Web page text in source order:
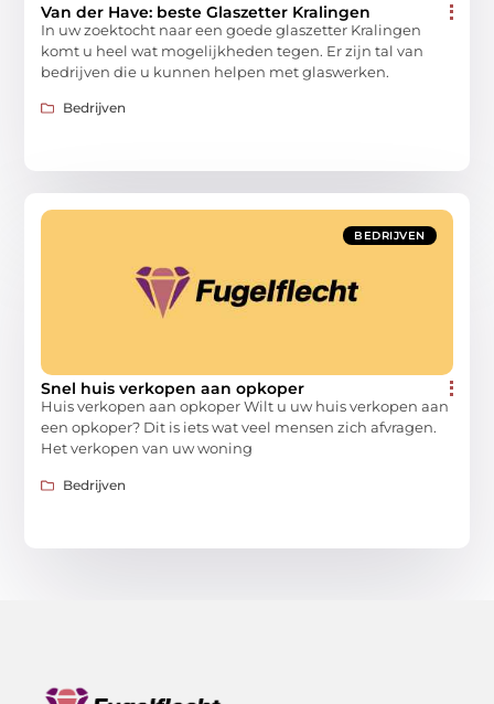
Van der Have: beste Glaszetter Kralingen
In uw zoektocht naar een goede glaszetter Kralingen
komt u heel wat mogelijkheden tegen. Er zijn tal van
bedrijven die u kunnen helpen met glaswerken.
Bedrijven
BEDRIJVEN
Snel huis verkopen aan opkoper
Huis verkopen aan opkoper Wilt u uw huis verkopen aan
een opkoper? Dit is iets wat veel mensen zich afvragen.
Het verkopen van uw woning
Bedrijven